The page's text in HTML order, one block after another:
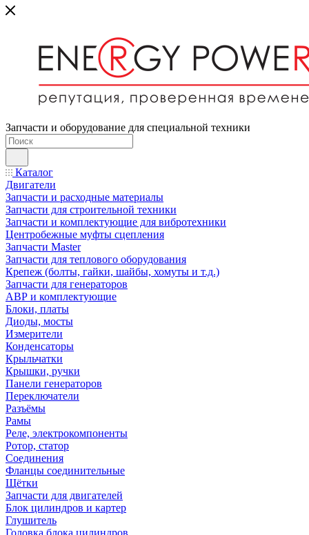
Запчасти и оборудование для специальной техники
Каталог
Двигатели
Запчасти и расходные материалы
Запчасти для строительной техники
Запчасти и комплектующие для вибротехники
Центробежные муфты сцепления
Запчасти Master
Запчасти для теплового оборудования
Крепеж (болты, гайки, шайбы, хомуты и т.д.)
Запчасти для генераторов
АВР и комплектующие
Блоки, платы
Диоды, мосты
Измерители
Конденсаторы
Крыльчатки
Крышки, ручки
Панели генераторов
Переключатели
Разъёмы
Рамы
Реле, электрокомпоненты
Ротор, статор
Соединения
Фланцы соединительные
Щётки
Запчасти для двигателей
Блок цилиндров и картер
Глушитель
Головка блока цилиндров